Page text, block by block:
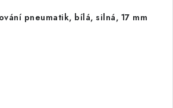
pneumatik, bílá, silná, 17 mm